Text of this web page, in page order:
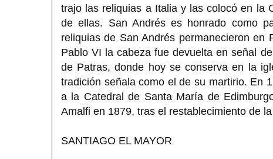
trajo las reliquias a Italia y las colocó en la
de ellas. San Andrés es honrado como
reliquias de San Andrés permanecieron
Pablo VI la cabeza fue devuelta en señal
de Patras, donde hoy se conserva en la
tradición señala como el de su martirio. En
a la Catedral de Santa María de
Amalfi en 1879, tras el restablecimiento de
SANTIAGO EL MAYOR